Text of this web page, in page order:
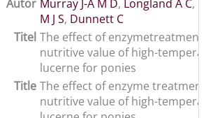
Autor Murray J-A M D, Longland A C,
M J S, Dunnett C
Titel The effect of enzymetreatment
nutritive value of high-
lucerne for ponies
Title The effect of enzyme treatment
nutritive value of high-